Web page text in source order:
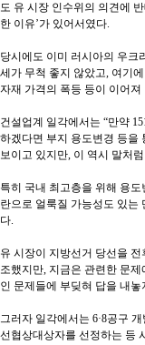
도 유 시장 인수위의 의견에
한 이유’가 있어서였다.
당시에도 이미 러시아의 우크
세가 무척 좋지 않았고, 여기
자재 가격의 폭등 등이 이어져
건설업계 일각에서는 “만약
하겠다면 부지 용도변경 등을
보이고 있지만, 이 역시 말처
특히 국내 최고층을 위해 용
란으로 얼룩질 가능성도 있는
다.
유 시장이 지방선거 당선을
조했지만, 지금은 관련한 문제
인 문제들에 부딪혀 답을 내
그러자 일각에서는 6·8공구
선협상대상자를 선정하는 등